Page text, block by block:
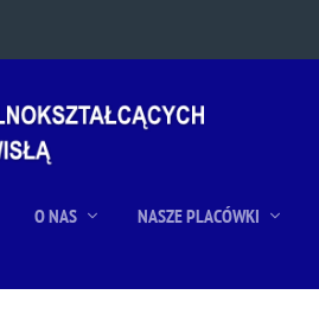
O NAS NASZE PLACÓWKI